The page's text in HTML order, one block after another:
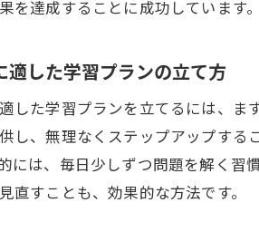
を達成することに成功しています。
適した学習プランの立て方
した学習プランを立てるには、ま
し、無理なくステップアップする
には、毎日少しずつ問題を解く習
直すことも、効果的な方法です。